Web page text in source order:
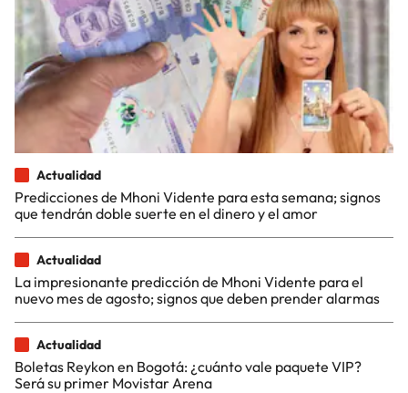
Actualidad
Predicciones de Mhoni Vidente para esta semana; signos
que tendrán doble suerte en el dinero y el amor
Actualidad
La impresionante predicción de Mhoni Vidente para el
nuevo mes de agosto; signos que deben prender alarmas
Actualidad
Boletas Reykon en Bogotá: ¿cuánto vale paquete VIP?
Será su primer Movistar Arena